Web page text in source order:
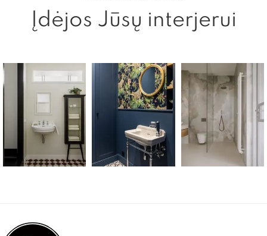
Įdėjos Jūsų interjerui